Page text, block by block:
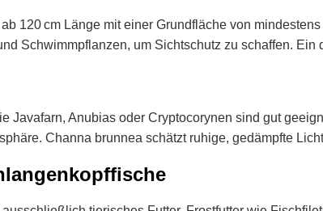
120 cm Länge mit einer Grundfläche von
Schwimmpflanzen, um Sichtschutz zu schaffen.
Javafarn, Anubias oder Cryptocorynen sind gut
Channa brunnea schätzt ruhige, gedämpfte